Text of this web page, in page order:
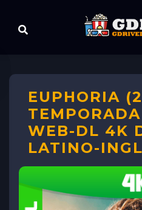
EUPHORIA
WEB-DL 4K
LATINO-